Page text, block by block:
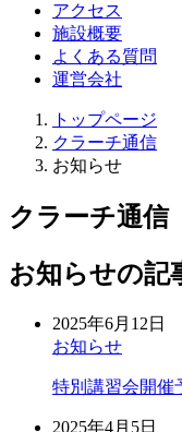
アクセス
施設概要
よくある質問
運営会社
トップページ
クラーチ通信
お知らせ
クラーチ通信
お知らせの記
2025年6月12日
お知らせ
特別講習会開催
2025年4月5日